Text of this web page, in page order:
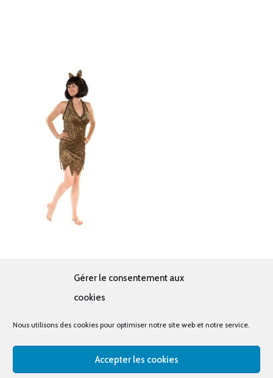
Gérer le consentement aux
cookies
Nous utilisons des cookies pour optimiser notre site web et notre service.
Accepter les cookies